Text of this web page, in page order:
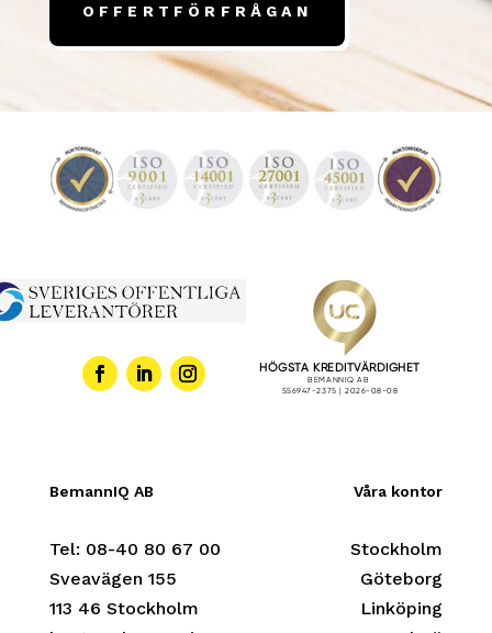
OFFERTFÖRFRÅGAN
BemannIQ AB
Tel: 08-40 80 67 00
Sveavägen 155
113 46 Stockholm
Våra kontor
Stockholm
Göteborg
Linköping